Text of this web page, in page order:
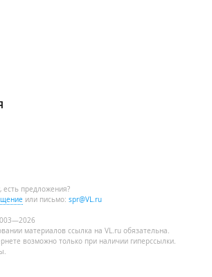
предложения?
или письмо: spr@VL.ru
материалов ссылка на VL.ru обязательна.
возможно только при наличии гиперссылки.